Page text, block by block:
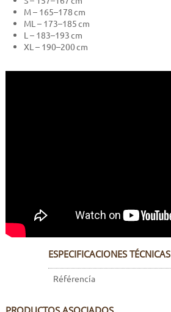
M – 165–178 cm
ML – 173–185 cm
L – 183–193 cm
XL – 190–200 cm
ESPECIFICACIONES TÉCNICAS
Référencía